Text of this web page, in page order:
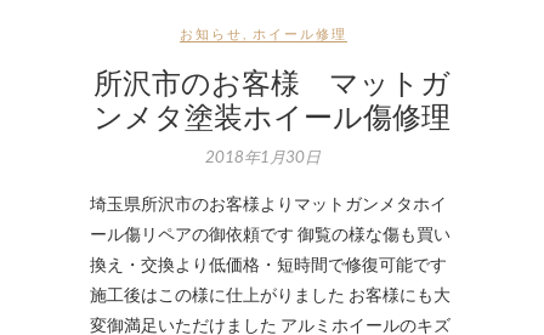
お知らせ ホイール修理
所沢市のお客様 マットガ
ンメタ塗装ホイール傷修理
2018年1月30日
埼玉県所沢市のお客様よりマットガンメタホイ
ール傷リペアの御依頼です 御覧の様な傷も買い
換え・交換より低価格・短時間で修復可能です
施工後はこの様に仕上がりました お客様にも大
変御満足いただけました アルミホイールのキズ